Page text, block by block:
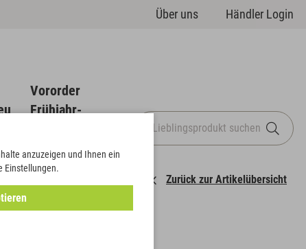
Über uns Händler Login
Vororder
Frühjahr-
Zurück zur Artikelübersicht
Set
anzuzeigen und Ihnen ein
Einstellungen.